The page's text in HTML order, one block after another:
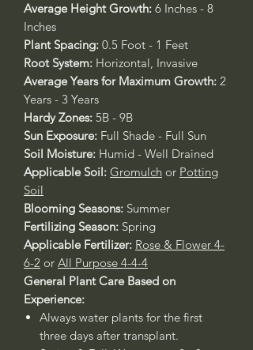
Average Height Growth: 6 Inches - 8
Inches
Plant Spacing: 0.5 Foot - 1 Feet
Root System: Horizontal, Invasive
Average Years for Maximum Growth: 2
Years - 3 Years
Hardy Zones: 5B - 9B
Sun Exposure: Full Shade - Full Sun
Soil Moisture: Humid - Well Drained
Applicable Soil: Gromulch or Potting
Soil
Blooming Seasons: Summer
Fertilizing Season: Spring
Applicable Fertilizer: Rose & Flower 4-
6-2 or All Purpose 4-4-4
General Plant Care Based on
Experience:
Always water plants for the first
three days after transplant.